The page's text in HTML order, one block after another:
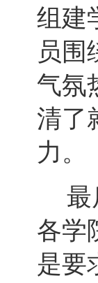
组建
员围
气氛
清了
力。
最
各学
是要